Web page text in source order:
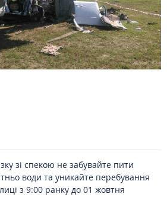
зі спекою не забувайте пити
води та уникайте перебування
з 9:00 ранку до 01 жовтня